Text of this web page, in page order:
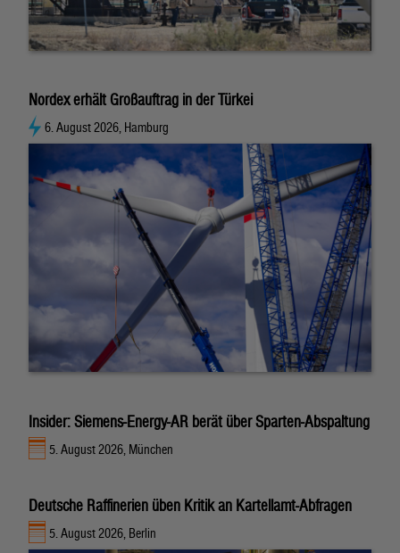
Nordex erhält Großauftrag in der Türkei
6. August 2026, Hamburg
Insider: Siemens-Energy-AR berät über Sparten-Abspaltung
5. August 2026, München
Deutsche Raffinerien üben Kritik an Kartellamt-Abfragen
5. August 2026, Berlin